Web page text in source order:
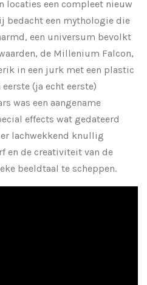
locaties een compleet nieuw
bedacht een mythologie die
een universum bevolkt
de Millenium Falcon,
in een jurk met een plastic
(ja echt eerste)
was een aangename
effects wat gedateerd
lachwekkend knullig
en de creativiteit van de
beeldtaal te scheppen.